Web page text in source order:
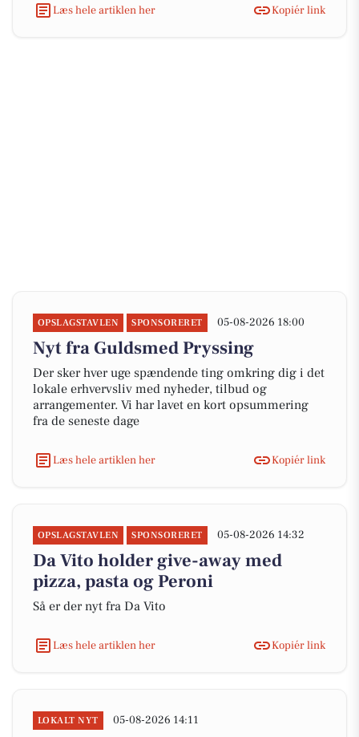
Læs hele artiklen her Kopiér link
OPSLAGSTAVLEN SPONSORERET 05-08-2026 18:00
Nyt fra Guldsmed Pryssing
Der sker hver uge spændende ting omkring dig i det
lokale erhvervsliv med nyheder, tilbud og
arrangementer. Vi har lavet en kort opsummering
fra de seneste dage
Læs hele artiklen her Kopiér link
OPSLAGSTAVLEN SPONSORERET 05-08-2026 14:32
Da Vito holder give-away med
pizza, pasta og Peroni
Så er der nyt fra Da Vito
Læs hele artiklen her Kopiér link
LOKALT NYT 05-08-2026 14:11